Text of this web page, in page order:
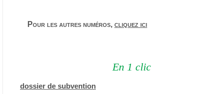
Pour les autres numéros, cliquez ici
En 1 clic
dossier de subvention